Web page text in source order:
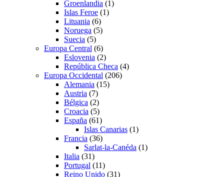
Groenlandia (1)
Islas Feroe (1)
Lituania (6)
Noruega (5)
Suecia (5)
Europa Central (6)
Eslovenia (2)
República Checa (4)
Europa Occidental (206)
Alemania (15)
Austria (7)
Bélgica (2)
Croacia (5)
España (61)
Islas Canarias (1)
Francia (36)
Sarlat-la-Canéda (1)
Italia (31)
Portugal (11)
Reino Unido (31)